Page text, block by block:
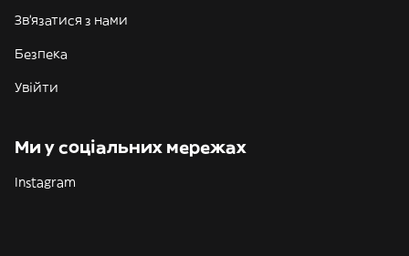
Зв'язатися з нами
Безпека
Увійти
Ми у соціальних мережах
Instagram